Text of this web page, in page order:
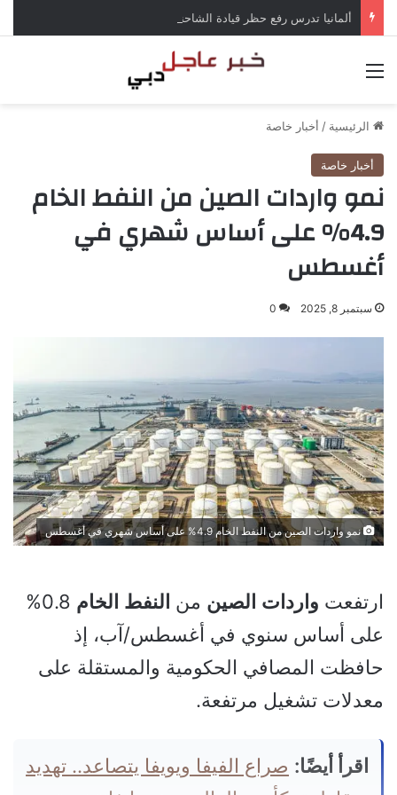
الرئيسية / أخبار خاصة
أخبار خاصة
نمو واردات الصين من النفط الخام
4.9% على أساس شهري في
أغسطس
سبتمبر 8, 2025 0
نمو واردات الصين من النفط الخام 4.9% على أساس شهري في أغسطس
ارتفعت واردات الصين من النفط الخام
0.8%
على أساس سنوي في أغسطس/آب، إذ
حافظت المصافي الحكومية والمستقلة على
معدلات تشغيل مرتفعة.
اقرأ أيضًا: صراع الفيفا ويويفا يتصاعد.. تهديد